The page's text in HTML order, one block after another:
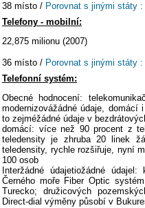
38 místo / Porovnat s jinými státy :
Telefony - mobilní:
22,875 milionu (2007)
36 místo / Porovnat s jinými státy :
Telefonní systém:
Obecné hodnocení:
modernizovážádné údaje, domácí
to zejméžádné údaje v
domácí: více než 90 procent z
teledensity je zhruba 20 linek
teledensity, rychle rozšiřuje, nyní
100 osob
Interžádné údajetiožádné
Černého moře Fiber Optic
Turecko; družicových
Direct-dial výměny působí v